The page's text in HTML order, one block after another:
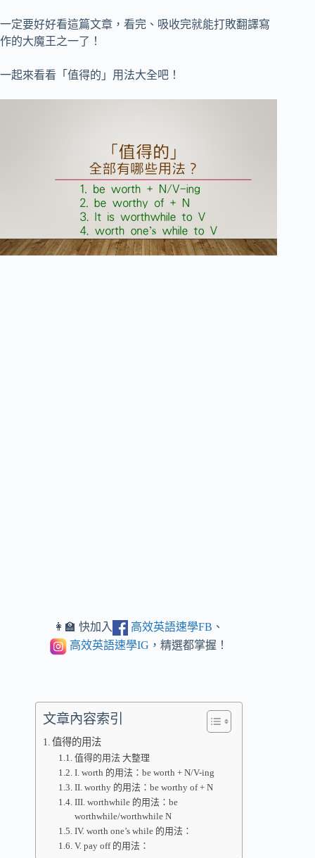
一定要好好看這篇文章，看完、吸收完就能打敗翻譯寫
作的大魔王之一了！
一起來看看「值得的」用法大全吧！
👩‍🏫 快加入 高效英語速學FB 、
高效英語速學IG ，精選都掌握！
文章內容索引
值得的用法
值得的用法 大整理
I. worth 的用法：be worth + N/V-ing
II. worthy 的用法：be worthy of + N
III. worthwhile 的用法：be
worthwhile/worthwhile N
IV. worth one’s while 的用法：
V. pay off 的用法：